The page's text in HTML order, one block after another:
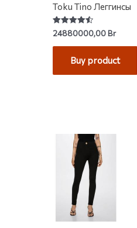
Toku Tino Леггинсы
Rated
4.55
out of 5
24880000,00Br
Buy product